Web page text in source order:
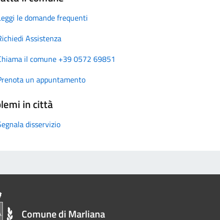
le domande frequenti
Assistenza
il comune +39 0572 69851
un appuntamento
in città
disservizio
Comune di Marliana